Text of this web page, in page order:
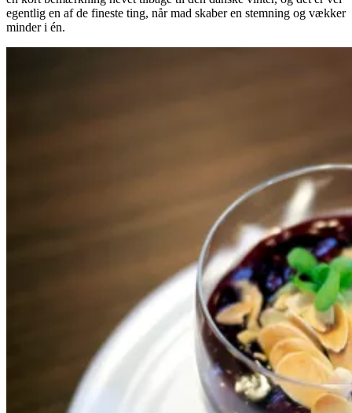
egentlig en af de fineste ting, når mad skaber en stemning og vækker
minder i én.